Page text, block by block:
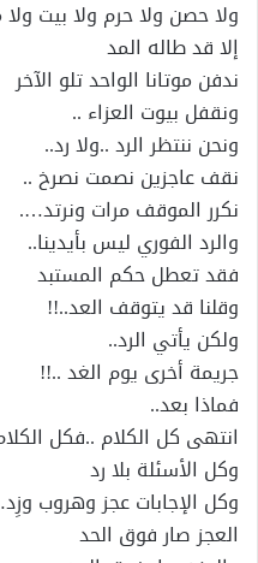
ولا حصن ولا حرم ولا بيت
إلا قد طاله المد
ندفن موتانا الواحد تلو الآخر
ونقفل بيوت العزاء ..
ونحن ننتظر الرد ..ولا رد..
نقف عاجزين نصمت نصرخ ..
نكرر الموقف مرات ونرتد….
والرد الفوري ليس بأيدينا..
فقد تعطل حكم المستبد
وقلنا قد يتوقف العد..!!
ولكن يأتي الرد..
جريمة أخرى يوم الغد ..!!
فماذا بعد..
انتهى كل الكلام ..فكل
وكل الأسئلة بلا رد
وكل الإجابات عجز وهروب
العجز صار فوق الحد